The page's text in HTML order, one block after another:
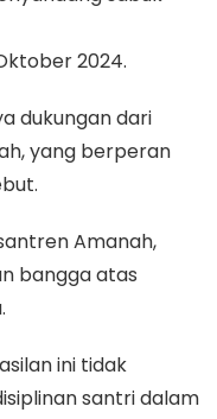
2024.
dukungan dari
yang berperan
Amanah,
bangga atas
ini tidak
santri dalam